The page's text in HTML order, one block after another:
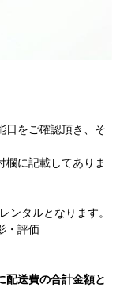
日をご確認頂き、そ
欄に記載してありま
ンタルとなります。
・評価
配送費の合計金額と